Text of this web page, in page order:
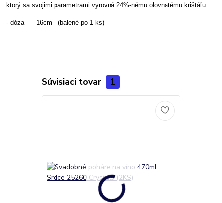
ktorý sa svojimi parametrami vyrovná 24%-nému olovnatému krištáľu.
- dóza 16cm (balené po 1 ks)
Súvisiaci tovar 1